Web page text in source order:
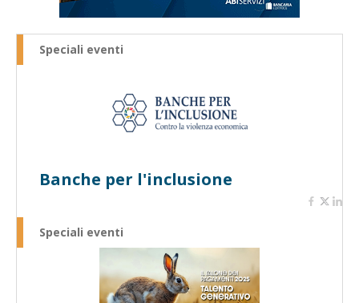
Speciali eventi
Banche per l'inclusione
Speciali eventi